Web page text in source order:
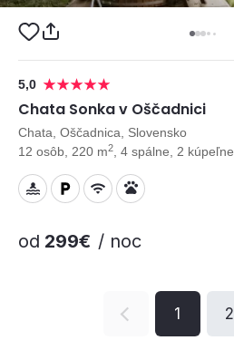
5,0
Chata Sonka v Oščadnici
Chata, Oščadnica, Slovensko
12 osôb, 220 m2 , 4 spálne, 2 kúpeľne
od 299€ / noc
1 2